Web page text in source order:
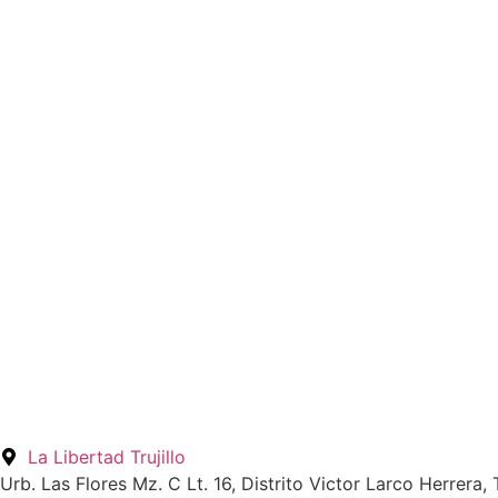
La Libertad Trujillo
Urb. Las Flores Mz. C Lt. 16, Distrito Victor Larco Herrera,